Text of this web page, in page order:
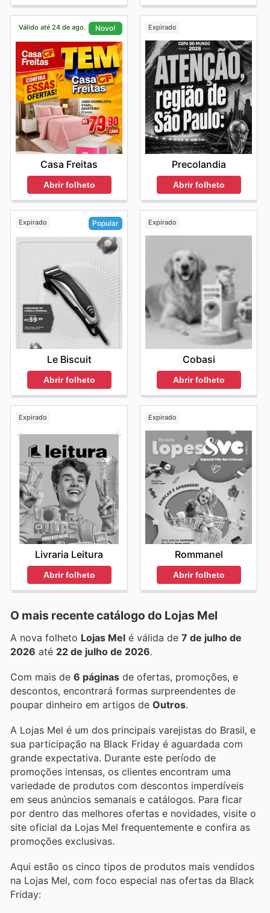
Válido até 24 de ago. Novo!
Casa Freitas
Abrir folheto
Expirado
Precolandia
Abrir folheto
Expirado Popular
Le Biscuit
Abrir folheto
Expirado
Cobasi
Abrir folheto
Expirado
Livraria Leitura
Abrir folheto
Expirado
Rommanel
Abrir folheto
O mais recente catálogo do Lojas Mel
A nova folheto Lojas Mel é válida de 7 de julho de
2026 até 22 de julho de 2026.
Com mais de 6 páginas de ofertas, promoções, e
descontos, encontrará formas surpreendentes de
poupar dinheiro em artigos de Outros.
A Lojas Mel é um dos principais varejistas do Brasil, e
sua participação na Black Friday é aguardada com
grande expectativa. Durante este período de
promoções intensas, os clientes encontram uma
variedade de produtos com descontos imperdíveis
em seus anúncios semanais e catálogos. Para ficar
por dentro das melhores ofertas e novidades, visite o
site oficial da Lojas Mel frequentemente e confira as
promoções exclusivas.
Aqui estão os cinco tipos de produtos mais vendidos
na Lojas Mel, com foco especial nas ofertas da Black
Friday: